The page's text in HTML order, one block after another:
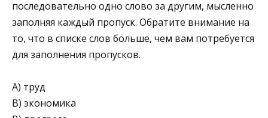
последовательно одно слово за другим, мысленно
заполняя каждый пропуск. Обратите внимание на
то, что в списке слов больше, чем вам потребуется
для заполнения пропусков.
А) труд
В) экономика